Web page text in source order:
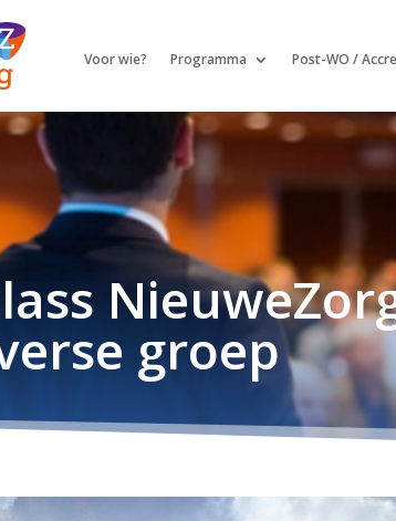
Voor wie? Programma Post-WO /
groep